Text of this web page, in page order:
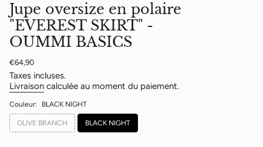
Jupe oversize en polaire
"EVEREST SKIRT" -
OUMMI BASICS
Prix
régulier
€64,90
Taxes incluses.
Livraison calculée au moment du paiement.
Couleur: BLACK NIGHT
OLIVE BRANCH BLACK NIGHT